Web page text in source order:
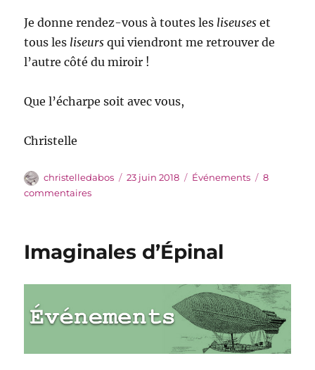
Je donne rendez-vous à toutes les liseuses et
tous les liseurs qui viendront me retrouver de
l’autre côté du miroir !
Que l’écharpe soit avec vous,
Christelle
Auteur
christelledabos
Publié
23 juin 2018 Catégories
Événements
8
commentairessur
nouveau
Imaginales d’Épinal